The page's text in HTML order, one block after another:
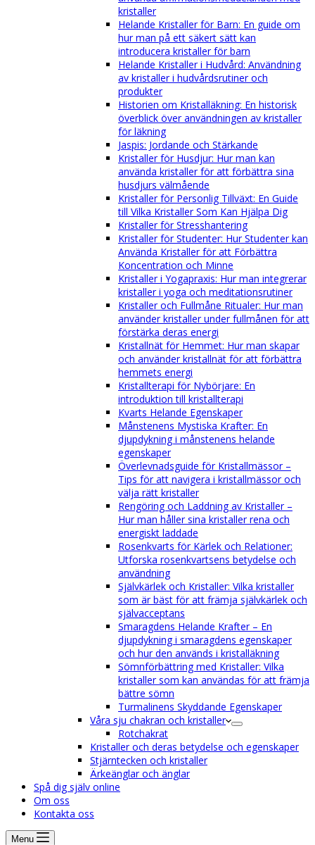
kristaller
Helande Kristaller för Barn: En guide om
hur man på ett säkert sätt kan
introducera kristaller för barn
Helande Kristaller i Hudvård: Användning
av kristaller i hudvårdsrutiner och
produkter
Historien om Kristalläkning: En historisk
överblick över användningen av kristaller
för läkning
Jaspis: Jordande och Stärkande
Kristaller för Husdjur: Hur man kan
använda kristaller för att förbättra sina
husdjurs välmående
Kristaller för Personlig Tillväxt: En Guide
till Vilka Kristaller Som Kan Hjälpa Dig
Kristaller för Stresshantering
Kristaller för Studenter: Hur Studenter kan
Använda Kristaller för att Förbättra
Koncentration och Minne
Kristaller i Yogapraxis: Hur man integrerar
kristaller i yoga och meditationsrutiner
Kristaller och Fullmåne Ritualer: Hur man
använder kristaller under fullmånen för att
förstärka deras energi
Kristallnät för Hemmet: Hur man skapar
och använder kristallnät för att förbättra
hemmets energi
Kristallterapi för Nybörjare: En
introduktion till kristallterapi
Kvarts Helande Egenskaper
Månstenens Mystiska Krafter: En
djupdykning i månstenens helande
egenskaper
Överlevnadsguide för Kristallmässor –
Tips för att navigera i kristallmässor och
välja rätt kristaller
Rengöring och Laddning av Kristaller –
Hur man håller sina kristaller rena och
energiskt laddade
Rosenkvarts för Kärlek och Relationer:
Utforska rosenkvartsens betydelse och
användning
Självkärlek och Kristaller: Vilka kristaller
som är bäst för att främja självkärlek och
självacceptans
Smaragdens Helande Krafter – En
djupdykning i smaragdens egenskaper
och hur den används i kristalläkning
Sömnförbättring med Kristaller: Vilka
kristaller som kan användas för att främja
bättre sömn
Turmalinens Skyddande Egenskaper
Våra sju chakran och kristaller
Rotchakrat
Kristaller och deras betydelse och egenskaper
Stjärntecken och kristaller
Ärkeänglar och änglar
Spå dig själv online
Om oss
Kontakta oss
Menu